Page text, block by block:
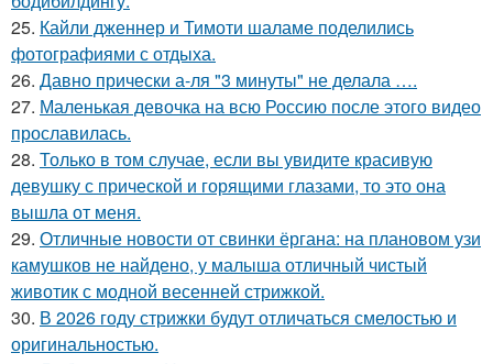
25. Кайли дженнер и Тимоти шаламе поделились
фотографиями с отдыха.
26. Давно прически а-ля "3 минуты" не делала ….
27. Маленькая девочка на всю Россию после этого видео
прославилась.
28. Только в том случае, если вы увидите красивую
девушку с прической и горящими глазами, то это она
вышла от меня.
29. Отличные новости от свинки ёргана: на плановом узи
камушков не найдено, у малыша отличный чистый
животик с модной весенней стрижкой.
30. В 2026 году стрижки будут отличаться смелостью и
оригинальностью.